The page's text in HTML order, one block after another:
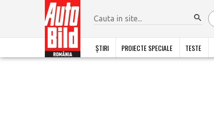
ȘTIRI PROIECTE SPECIALE TESTE